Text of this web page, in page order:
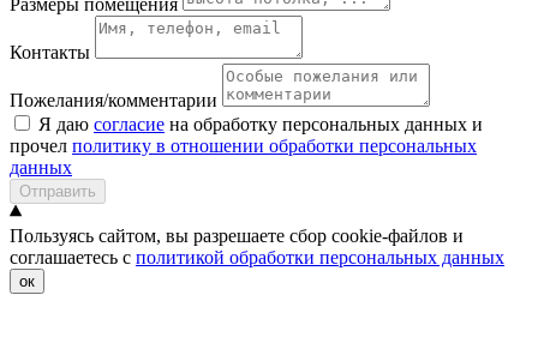
Контакты
Пожелания/комментарии
Я даю согласие на обработку персональных данных и
прочел политику в отношении обработки персональных
данных
Отправить
Пользуясь сайтом, вы разрешаете сбор cookie-файлов и
соглашаетесь с политикой обработки персональных данных
ок